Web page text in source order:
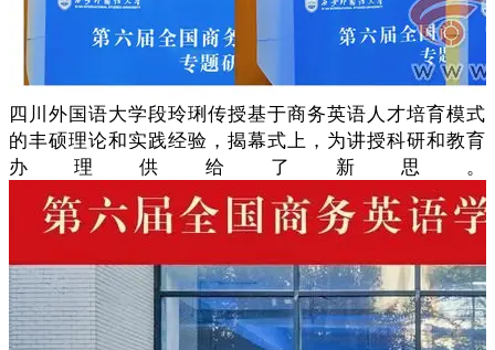
四川外国语大学段玲琍传授基于商务英语人才培育模式
的丰硕理论和实践经验，揭幕式上，为讲授科研和教育
办理供给了新思。